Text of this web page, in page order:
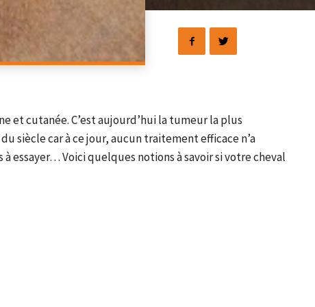
et cutanée. C’est aujourd’hui la tumeur la plus
siècle car à ce jour, aucun traitement efficace n’a
essayer… Voici quelques notions à savoir si votre cheval